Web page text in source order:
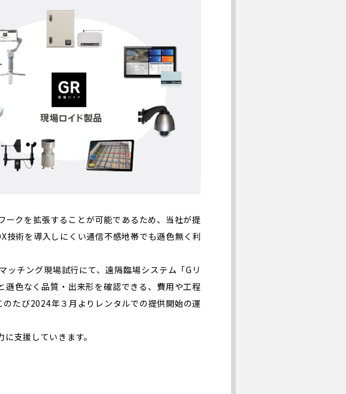
クを拡張することが可能であるため、当社が提
術を導入しにくい通信不感地帯でも遜色無く利
チング現場試行にて、遠隔臨場システム「Gリ
色なく品質・出来形を確認できる、費用や工程
たび2024年３月よりレンタルでの提供開始の運
支援していきます。